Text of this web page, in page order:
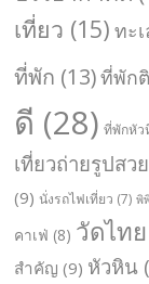
เที่ยว (15) ทะ
ที่พัก (13)ที่พัก
ดี (28) ที่พักหัว
เที่ยวถ่ายรูปสวย
(9) นั่งรถไฟเที่ยว (7) พิ
คาเฟ่ (8) วัดไทย
สำคัญ (9) หัวหิน